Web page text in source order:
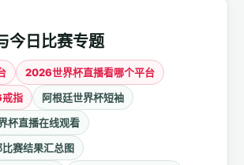
今日比赛专题
2026世界杯直播看哪个平台
指
阿根廷世界杯短袖
杯直播在线观看
赛结果汇总图